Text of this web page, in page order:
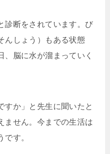
診断をされています。び
んしょう）もある状態
、脳に水が溜まっていく
すか」と先生に聞いたと
ません。今までの生活は
す。